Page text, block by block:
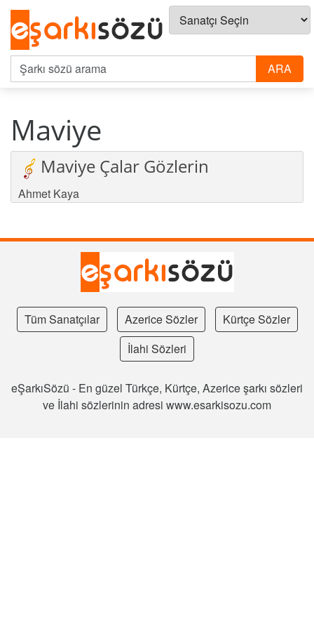
Maviye
Maviye Çalar Gözlerin
Ahmet Kaya
Tüm Sanatçılar Azerice Sözler
Kürtçe Sözler
İlahi Sözleri
eŞarkıSözü - En güzel Türkçe, Kürtçe, Azerice şarkı sözleri
ve İlahi sözlerinin adresi www.esarkisozu.com